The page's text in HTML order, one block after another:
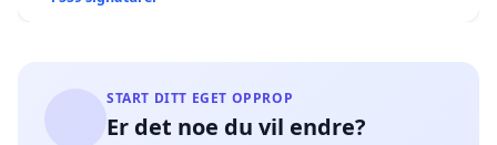
START DITT EGET OPPROP
Er det noe du vil endre?